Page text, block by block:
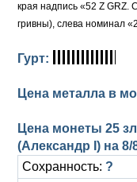
Для Речи
края надпись «52 Z GRZ.
гривны), слева номинал
Гурт:
Цена металла в
Цена монеты 25
(Александр I) на 8/
Сохранность: ?